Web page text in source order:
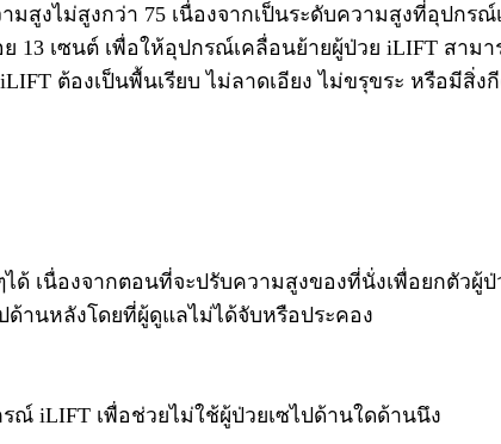
มสูงไม่สูงกว่า 75 เนื่องจากเป็นระดับความสูงที่อุปก
13 เซนต์ เพื่อให้อุปกรณ์เคลื่อนย้ายผู้ป่วย iLIFT สามา
ต้องเป็นพื้นเรียบ ไม่ลาดเอียง ไม่ขรุขระ หรือมีสิ่ง
ๆได้ เนื่องจากตอนที่จะปรับความสูงของที่นั่งเพื่อยก
านหลังโดยที่ผู้ดูแลไม่ได้จับหรือประคอง
ณ์ iLIFT เพื่อช่วยไม่ใช้ผู้ป่วยเซไปด้านใดด้านนึง